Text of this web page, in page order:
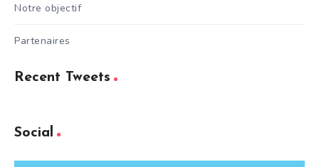
Notre objectif
Partenaires
Recent Tweets
Social